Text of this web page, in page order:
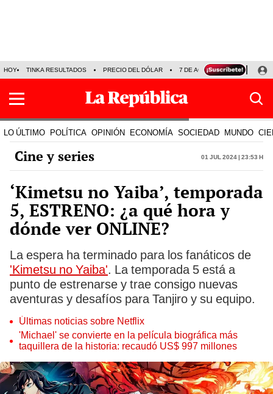
HOY TINKA RESULTADOS PRECIO DEL DÓLAR 7 DE AGOSTO OLLANTA
LO ÚLTIMO POLÍTICA OPINIÓN ECONOMÍA SOCIEDAD MUNDO
Cine y series 01 Jul 2024 | 23:53 h
‘Kimetsu no Yaiba’, temporada
5, ESTRENO: ¿a qué hora y
dónde ver ONLINE?
La espera ha terminado para los fanáticos de
'Kimetsu no Yaiba'. La temporada 5 está a
punto de estrenarse y trae consigo nuevas
aventuras y desafíos para Tanjiro y su equipo.
Últimas noticias sobre Netflix
'Michael' se convierte en la película biográfica más
taquillera de la historia: recaudó US$ 997 millones